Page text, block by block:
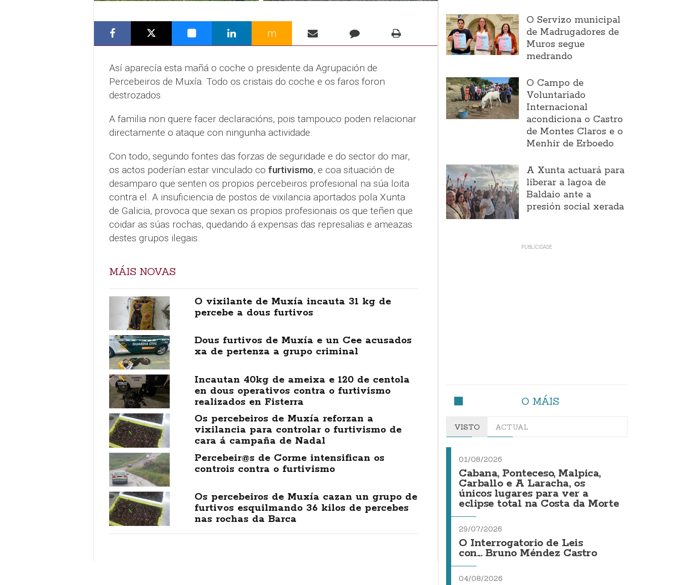
m
Así aparecía esta mañá o coche o presidente da Agrupación de
Percebeiros de Muxía. Todo os cristais do coche e os faros foron
destrozados.
A familia non quere facer declaracións, pois tampouco poden relacionar
directamente o ataque con ningunha actividade.
Con todo, segundo fontes das forzas de seguridade e do sector do mar,
os actos poderían estar vinculado co furtivismo, e coa situación de
desamparo que senten os propios percebeiros profesional na súa loita
contra el. A insuficiencia de postos de vixilancia aportados pola Xunta
de Galicia, provoca que sexan os propios profesionais os que teñen que
coidar as súas rochas, quedando á expensas das represalias e ameazas
destes grupos ilegais.
MÁIS NOVAS
O vixilante de Muxía incauta 31 kg de
percebe a dous furtivos
Dous furtivos de Muxía e un Cee acusados
xa de pertenza a grupo criminal
Incautan 40kg de ameixa e 120 de centola
en dous operativos contra o furtivismo
realizados en Fisterra
Os percebeiros de Muxía reforzan a
vixilancia para controlar o furtivismo de
cara á campaña de Nadal
Percebeir@s de Corme intensifican os
controis contra o furtivismo
Os percebeiros de Muxía cazan un grupo de
furtivos esquilmando 36 kilos de percebes
nas rochas da Barca
O Servizo municipal
de Madrugadores de
Muros segue
medrando
O Campo de
Voluntariado
Internacional
acondiciona o Castro
de Montes Claros e o
Menhir de Erboedo
A Xunta actuará para
liberar a lagoa de
Baldaio ante a
presión social xerada
O MÁIS
VISTO ACTUAL
01/08/2026
Cabana, Ponteceso, Malpica,
Carballo e A Laracha, os
únicos lugares para ver a
eclipse total na Costa da Morte
29/07/2026
O Interrogatorio de Leis
con... Bruno Méndez Castro
04/08/2026